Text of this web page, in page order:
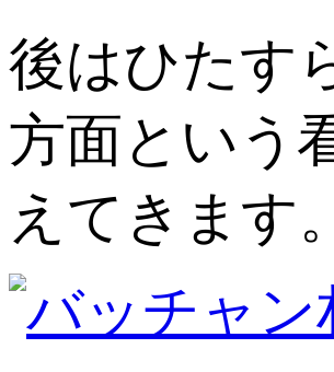
後はひたす
方面という
えてきます。